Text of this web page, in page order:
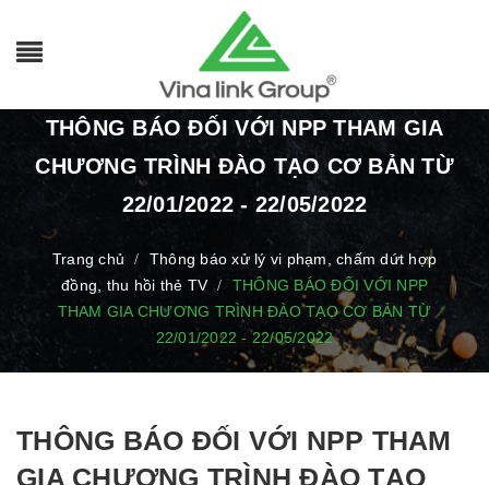
THÔNG BÁO ĐỐI VỚI NPP THAM GIA
CHƯƠNG TRÌNH ĐÀO TẠO CƠ BẢN TỪ
22/01/2022 - 22/05/2022
Trang chủ /
Thông báo xử lý vi phạm, chấm dứt hợp
đồng, thu hồi thẻ TV
/
THÔNG BÁO ĐỐI VỚI NPP
THAM GIA CHƯƠNG TRÌNH ĐÀO TẠO CƠ BẢN TỪ
22/01/2022 - 22/05/2022
THÔNG BÁO ĐỐI VỚI NPP THAM
GIA CHƯƠNG TRÌNH ĐÀO TẠO